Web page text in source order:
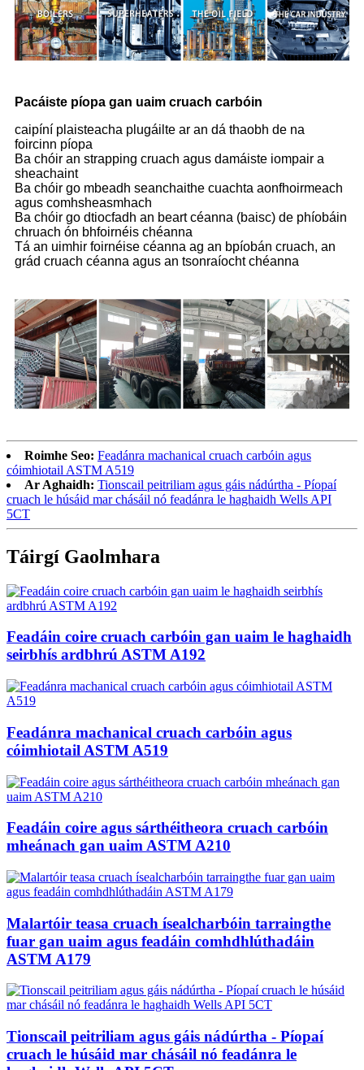
Pacáiste píopa gan uaim cruach carbóin
caipíní plaisteacha plugáilte ar an dá thaobh de na
foircinn píopa
Ba chóir an strapping cruach agus damáiste iompair a
sheachaint
Ba chóir go mbeadh seanchaithe cuachta aonfhoirmeach
agus comhsheasmhach
Ba chóir go dtiocfadh an beart céanna (baisc) de phíobáin
chruach ón bhfoirnéis chéanna
Tá an uimhir foirnéise céanna ag an bpíobán cruach, an
grád cruach céanna agus an tsonraíocht chéanna
Roimhe Seo: Feadánra machanical cruach carbóin agus
cóimhiotail ASTM A519
Ar Aghaidh: Tionscail peitriliam agus gáis nádúrtha - Píopaí
cruach le húsáid mar chásáil nó feadánra le haghaidh Wells API
5CT
Táirgí Gaolmhara
Feadáin coire cruach carbóin gan uaim le haghaidh
seirbhís ardbhrú ASTM A192
Feadánra machanical cruach carbóin agus
cóimhiotail ASTM A519
Feadáin coire agus sárthéitheora cruach carbóin
mheánach gan uaim ASTM A210
Malartóir teasa cruach ísealcharbóin tarraingthe
fuar gan uaim agus feadáin comhdhlúthadáin
ASTM A179
Tionscail peitriliam agus gáis nádúrtha - Píopaí
cruach le húsáid mar chásáil nó feadánra le